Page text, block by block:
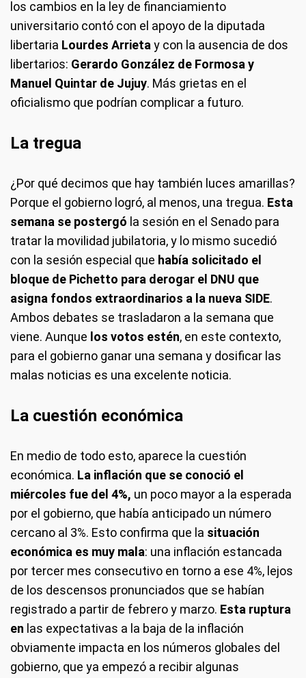
los cambios en la ley de financiamiento
universitario contó con el apoyo de la diputada
libertaria Lourdes Arrietay con la ausencia de dos
libertarios: Gerardo González de Formosa y
Manuel Quintar de Jujuy. Más grietas en el
oficialismo que podrían complicar a futuro.
La tregua
¿Por qué decimos que hay también luces amarillas?
Porque el gobierno logró, al menos, una tregua. Esta
semana se postergó la sesión en el Senado para
tratar la movilidad jubilatoria, y lo mismo sucedió
con la sesión especial que había solicitado el
bloque de Pichetto para derogar el DNU que
asigna fondos extraordinarios a la nueva SIDE.
Ambos debates se trasladaron a la semana que
viene. Aunque los votos estén, en este contexto,
para el gobierno ganar una semana y dosificar las
malas noticias es una excelente noticia.
La cuestión económica
En medio de todo esto, aparece la cuestión
económica. La inflación que se conoció el
miércoles fue del 4%, un poco mayor a la esperada
por el gobierno, que había anticipado un número
cercano al 3%. Esto confirma que la situación
económica es muy mala: una inflación estancada
por tercer mes consecutivo en torno a ese 4%, lejos
de los descensos pronunciados que se habían
registrado a partir de febrero y marzo. Esta ruptura
en las expectativas a la baja de la inflación
obviamente impacta en los números globales del
gobierno, que ya empezó a recibir algunas